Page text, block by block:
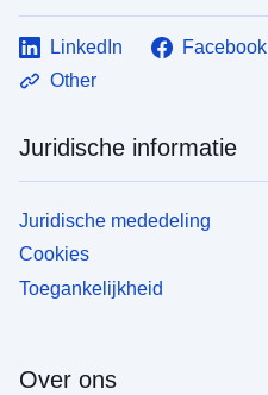
LinkedIn Facebook
Other
Juridische informatie
Juridische mededeling
Cookies
Toegankelijkheid
Over ons